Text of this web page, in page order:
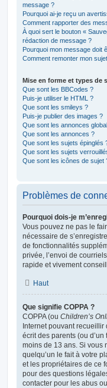
message ?
Pourquoi ai-je reçu un
Comment rapporter des
À quoi sert le bouton «
rédaction de message ?
Pourquoi mon message doit
Comment remonter mon
Mise en forme et types de
Que sont les BBCodes ?
Puis-je utiliser le HTML ?
Que sont les smileys ?
Puis-je publier des images ?
Que sont les annonces
Que sont les annonces ?
Que sont les sujets épinglés
Que sont les sujets
Que sont les icônes de sujet
Problèmes de
Pourquoi dois-je
Vous pouvez ne pas le
nécessaire de
de fonctionnalités
privée, l’envoi de
rapide et vivement
Haut
Que signifie COPPA ?
COPPA (ou Children’s
Internet pouvant
écrit des parents (ou
moins de 13 ans. Si vous
quelqu’un le fait à votre
et les propriétaires de ce
pour des questions
contacter pour les abus